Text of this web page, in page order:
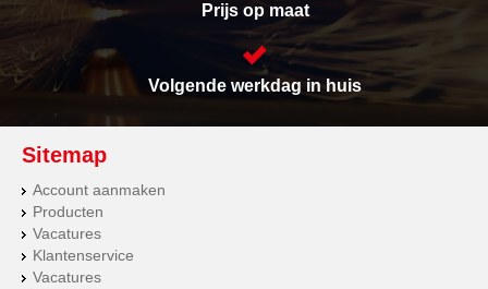
Prijs op maat
Volgende werkdag in huis
Sitemap
Account aanmaken
Producten
Vacatures
Klantenservice
Vacatures